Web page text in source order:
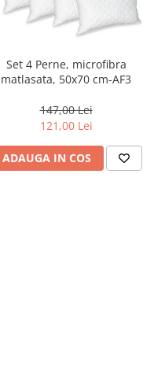
Set 4 Perne, microfibra
matlasata, 50x70 cm-AF3
147,00 Lei
121,00 Lei
ADAUGA IN COS